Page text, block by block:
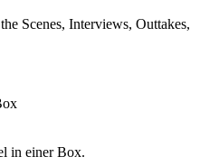
Scenes, Interviews, Outtakes,
in einer Box.